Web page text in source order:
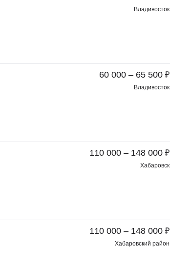
Владивосток
60 000 – 65 500 ₽
Владивосток
110 000 – 148 000 ₽
Хабаровск
110 000 – 148 000 ₽
Хабаровский район